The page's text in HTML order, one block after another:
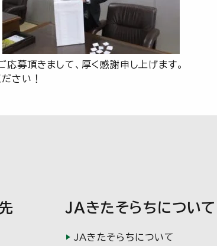
募頂きまして、厚く感謝申し上げます。
さい！
JAきたそらちについて
JAきたそらちについて